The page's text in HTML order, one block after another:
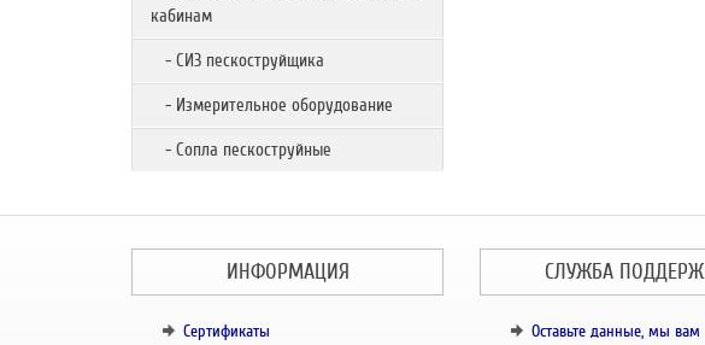
кабинам
- СИЗ пескоструйщика
- Измерительное оборудование
- Сопла пескоструйные
ИНФОРМАЦИЯ
Сертификаты
СЛУЖБА
Оставьте данные, мы вам